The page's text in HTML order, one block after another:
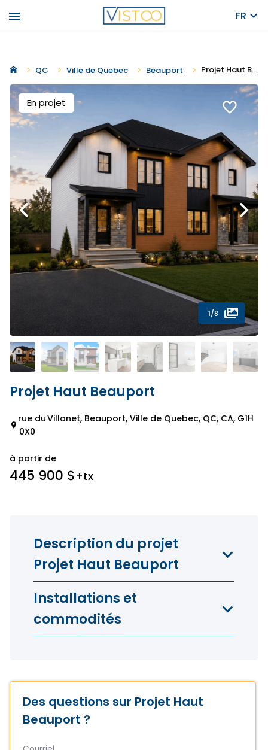
menu FR
QC Ville de Quebec Beauport Projet Haut Beauport
En projet favorite_border
1/8
Projet Haut Beauport
rue du Villonet, Beauport, Ville de Quebec, QC, CA, G1H
0X0
à partir de
445 900 $+tx
Description du projet
Projet Haut Beauport
Installations et
commodités
Des questions sur Projet Haut
Beauport ?